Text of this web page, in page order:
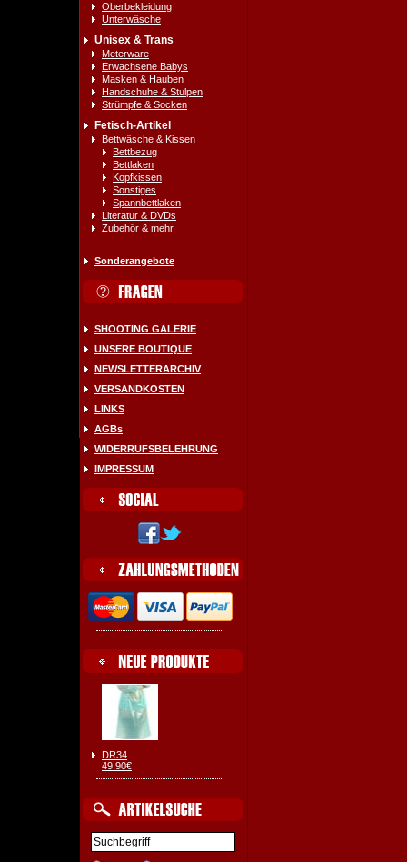
Oberbekleidung
Unterwäsche
Unisex & Trans
Meterware
Erwachsene Babys
Masken & Hauben
Handschuhe & Stulpen
Strümpfe & Socken
Fetisch-Artikel
Bettwäsche & Kissen
Bettbezug
Bettlaken
Kopfkissen
Sonstiges
Spannbettlaken
Literatur & DVDs
Zubehör & mehr
Sonderangebote
SHOOTING GALERIE
UNSERE BOUTIQUE
NEWSLETTERARCHIV
VERSANDKOSTEN
LINKS
AGBs
WIDERRUFSBELEHRUNG
IMPRESSUM
DR34
49.90€